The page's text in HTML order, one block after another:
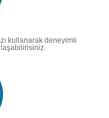
kullanarak deneyimli